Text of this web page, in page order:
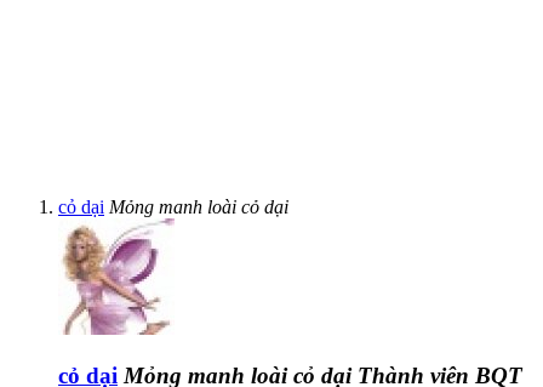
cỏ dại Mỏng manh loài cỏ dại
cỏ dại Mỏng manh loài cỏ dại Thành viên BQT